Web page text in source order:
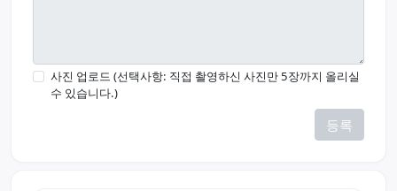
사진 업로드 (선택사항: 직접 촬영하신 사진만 5장까지 올리실
수 있습니다.)
등록